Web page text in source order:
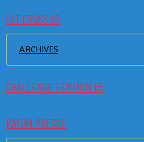
CLT CROSS 65
ARCHIVES
CHALLENGE FEMININ 65
RAYON PRESSE